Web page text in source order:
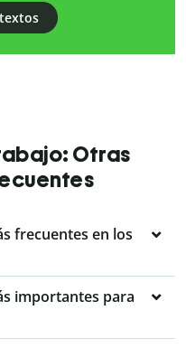
Otras
frecuentes en los
importantes para